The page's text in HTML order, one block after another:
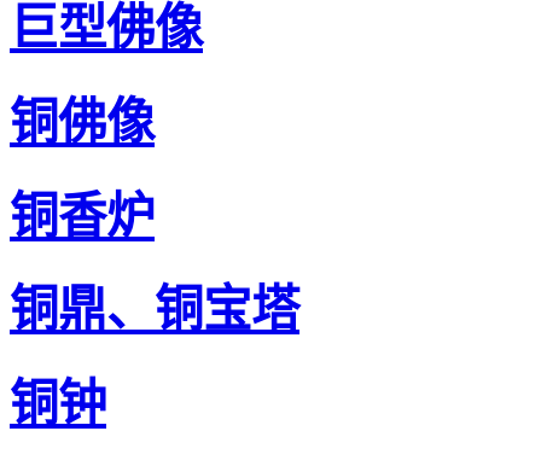
巨型佛像
铜佛像
铜香炉
铜鼎、铜宝塔
铜钟